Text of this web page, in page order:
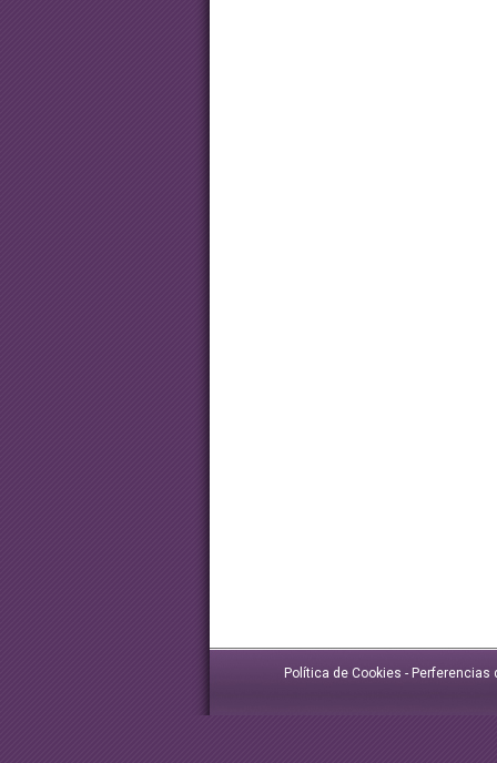
Política de Cookies - Perferencias